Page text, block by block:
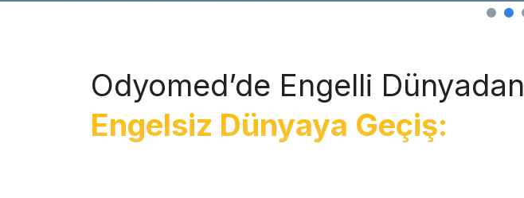
Odyomed’de Engelli Dünyadan
Engelsiz Dünyaya Geçiş: